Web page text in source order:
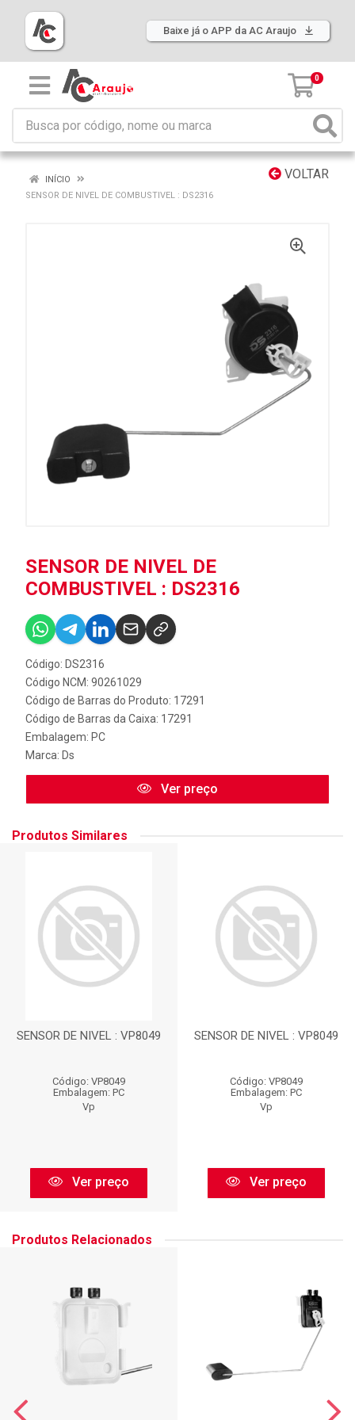
Baixe já o APP da AC Araujo
0
VOLTAR
INÍCIO
SENSOR DE NIVEL DE COMBUSTIVEL : DS2316
SENSOR DE NIVEL DE
COMBUSTIVEL : DS2316
Código: DS2316
Código NCM: 90261029
Código de Barras do Produto: 17291
Código de Barras da Caixa: 17291
Embalagem: PC
Marca: Ds
Ver preço
Produtos Similares
SENSOR DE NIVEL : VP8049
Código: VP8049
Embalagem: PC
Vp
Ver preço
SENSOR DE NIVEL : VP8049
Código: VP8049
Embalagem: PC
Vp
Ver preço
Produtos Relacionados